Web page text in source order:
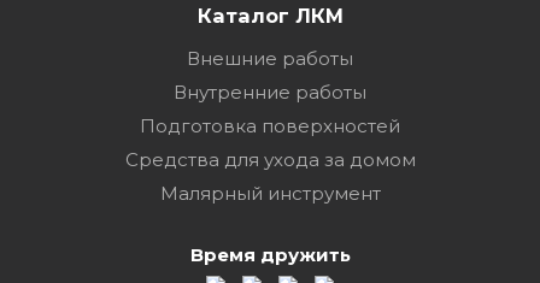
Каталог ЛКМ
Внешние работы
Внутренние работы
Подготовка поверхностей
Средства для ухода за домом
Малярный инструмент
Время дружить